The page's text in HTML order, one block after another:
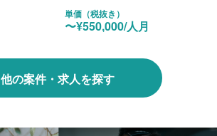
単価（税抜き）
〜¥550,000/人月
他の案件・求人を探す